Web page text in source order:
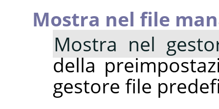
Mostra nel file
Mostra nel
della
gestore file